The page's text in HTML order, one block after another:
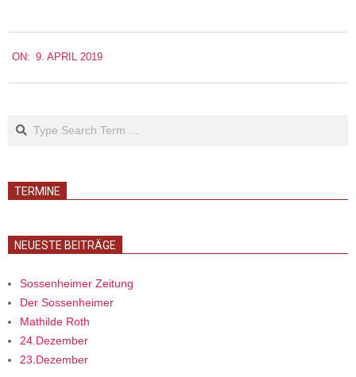
04-
09
ON: 9. APRIL 2019
TERMINE
NEUESTE BEITRÄGE
Sossenheimer Zeitung
Der Sossenheimer
Mathilde Roth
24.Dezember
23.Dezember